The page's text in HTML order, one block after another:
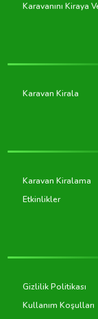
Karavanını Kiraya
Karavan Kirala
Karavan Kiralama
Etkinlikler
Gizlilik Politikası
Kullanım Koşulları